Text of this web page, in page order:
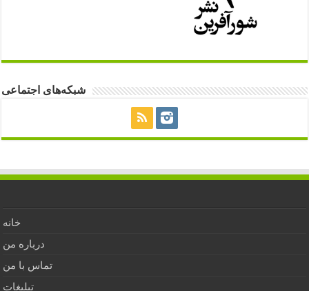
شبکه‌های اجتماعی
خانه
درباره من
تماس با من
تبلیغات